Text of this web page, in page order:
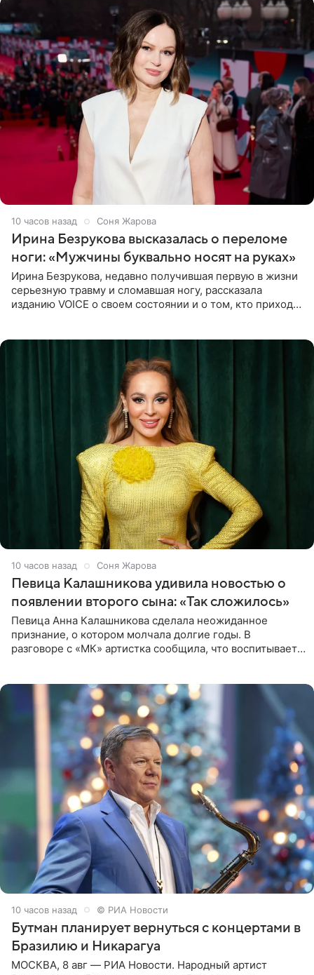
10 часов назад Соня Жарова
Ирина Безрукова высказалась о переломе
ноги: «Мужчины буквально носят на руках»
Ирина Безрукова, недавно получившая первую в жизни
серьезную травму и сломавшая ногу, рассказала
изданию VOICE о своем состоянии и о том, кто приходит
10 часов назад Соня Жарова
Певица Калашникова удивила новостью о
появлении второго сына: «Так сложилось»
Певица Анна Калашникова сделала неожиданное
признание, о котором молчала долгие годы. В
разговоре с «МК» артистка сообщила, что воспитывает
10 часов назад © РИА Новости
Бутман планирует вернуться с концертами в
Бразилию и Никарагуа
МОСКВА, 8 авг — РИА Новости. Народный артист